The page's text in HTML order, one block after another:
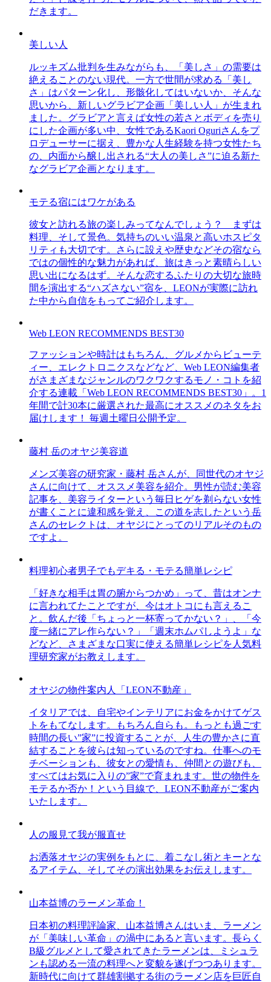
だきます。
美しい人
ルッキズム批判を生みながらも、「美しさ」の需要は
絶えることのない現代。一方で世間が求める「美し
さ」はパターン化し、形骸化してはいないか、そんな
思いから、新しいグラビア企画「美しい人」が生まれ
ました。グラビアと言えば女性の若さとボディを売り
にした企画が多い中、女性であるKaori Oguriさんをプ
ロデューサーに据え、豊かな人生経験を持つ女性たち
の、内面から醸し出される“大人の美しさ”に迫る新た
なグラビア企画となります。
モテる宿にはワケがある
彼女と訪れる旅の楽しみってなんでしょう？ まずは
料理、そして景色。気持ちのいい温泉と高いホスピタ
リティも大切です。さらに設えや歴史などその宿なら
ではの個性的な魅力があれば、旅はきっと素晴らしい
思い出になるはず。そんな恋するふたりの大切な旅時
間を演出する“ハズさない”宿を、LEONが実際に訪れ
た中から自信をもってご紹介します。
Web LEON RECOMMENDS BEST30
ファッションや時計はもちろん、グルメからビューテ
ィー、エレクトロニクスなどなど、Web LEON編集者
がさまざまなジャンルのワクワクするモノ・コトを紹
介する連載「Web LEON RECOMMENDS BEST30」。1
年間で計30本に厳選された最高にオススメのネタをお
届けします！ 毎週土曜日公開予定。
藤村 岳のオヤジ美容道
メンズ美容の研究家・藤村 岳さんが、同世代のオヤジ
さんに向けて、オススメ美容を紹介。男性が読む美容
記事を、美容ライターという毎日ヒゲを剃らない女性
が書くことに違和感を覚え、この道を志したという岳
さんのセレクトは、オヤジにとってのリアルそのもの
ですよ。
料理初心者男子でもデキる・モテる簡単レシピ
「好きな相手は胃の腑からつかめ」って、昔はオンナ
に言われてたことですが、今はオトコにも言えるこ
と。飲んだ後「ちょっと一杯寄ってかない？」、「今
度一緒にアレ作らない？」「週末ホムパしようよ」な
どなど、さまざまな口実に使える簡単レシピを人気料
理研究家がお教えします。
オヤジの物件案内人「LEON不動産」
イタリアでは、自宅やインテリアにお金をかけてゲス
トをもてなします。もちろん自らも。もっとも過ごす
時間の長い”家”に投資することが、人生の豊かさに直
結することを彼らは知っているのですね。仕事へのモ
チベーションも、彼女との愛情も、仲間との遊びも、
すべてはお気に入りの”家”で育まれます。世の物件を
モテるか否か！という目線で、LEON不動産がご案内
いたします。
人の服見て我が服直せ
お洒落オヤジの実例をもとに、着こなし術とキーとな
るアイテム、そしてその演出効果をお伝えします。
山本益博のラーメン革命！
日本初の料理評論家、山本益博さんはいま、ラーメン
が「美味しい革命」の渦中にあると言います。長らく
B級グルメとして愛されてきたラーメンは、ミシュラ
ンも認める一流の料理へと変貌を遂げつつあります。
新時代に向けて群雄割拠する街のラーメン店を巨匠自